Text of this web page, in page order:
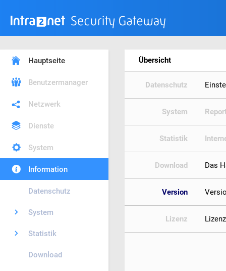
Hauptseite
Benutzermanager
Netzwerk
Dienste
System
Information
Datenschutz
System
Statistik
Download
Übersicht
Datenschutz
System
Statistik
Download Das
Version
Lizenz